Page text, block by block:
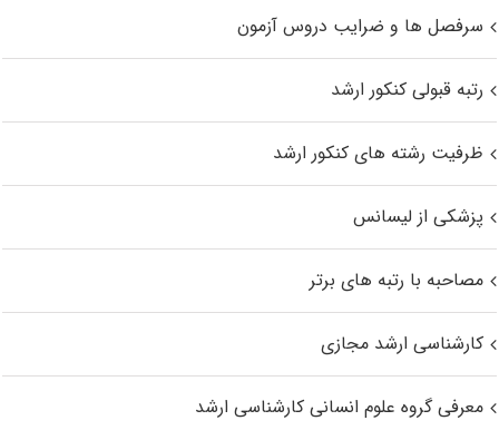
سرفصل ها و ضرایب دروس آزمون
رتبه قبولی کنکور ارشد
ظرفیت رشته های کنکور ارشد
پزشکی از لیسانس
مصاحبه با رتبه های برتر
کارشناسی ارشد مجازی
معرفی گروه علوم انسانی کارشناسی ارشد